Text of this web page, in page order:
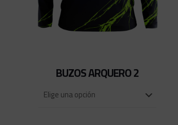
BUZOS ARQUERO 2